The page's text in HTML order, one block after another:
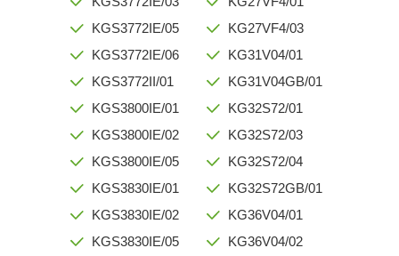
KGS3772IE/05
KGS3772IE/06
KGS3772II/01
KGS3800IE/01
KGS3800IE/02
KGS3800IE/05
KGS3830IE/01
KGS3830IE/02
KGS3830IE/05
KG27VF4/03
KG31V04/01
KG31V04GB/01
KG32S72/01
KG32S72/03
KG32S72/04
KG32S72GB/01
KG36V04/01
KG36V04/02